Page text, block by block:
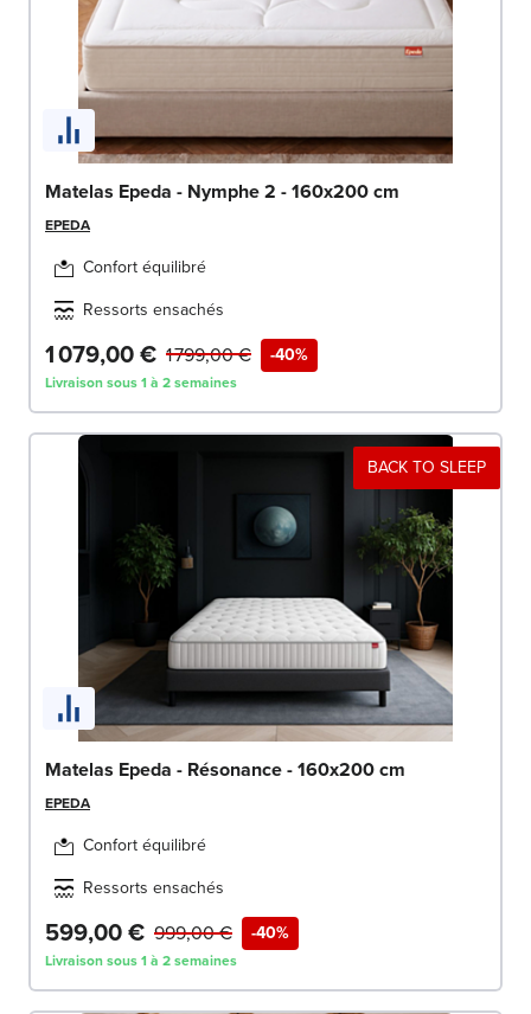
Matelas Epeda - Nymphe 2 - 160x200 cm
EPEDA
Confort équilibré
Ressorts ensachés
1 079,00 € -40%
1 799,00 €
Livraison sous 1 à 2 semaines
BACK TO SLEEP
Matelas Epeda - Résonance - 160x200 cm
EPEDA
Confort équilibré
Ressorts ensachés
599,00 € -40%
999,00 €
Livraison sous 1 à 2 semaines